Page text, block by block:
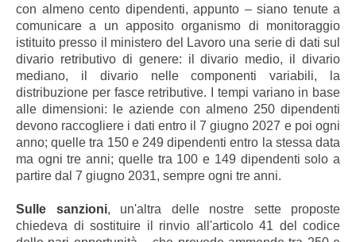
con almeno cento dipendenti, appunto – siano tenute a
comunicare a un apposito organismo di monitoraggio
istituito presso il ministero del Lavoro una serie di dati sul
divario retributivo di genere: il divario medio, il divario
mediano, il divario nelle componenti variabili, la
distribuzione per fasce retributive. I tempi variano in base
alle dimensioni: le aziende con almeno 250 dipendenti
devono raccogliere i dati entro il 7 giugno 2027 e poi ogni
anno; quelle tra 150 e 249 dipendenti entro la stessa data
ma ogni tre anni; quelle tra 100 e 149 dipendenti solo a
partire dal 7 giugno 2031, sempre ogni tre anni.
Sulle sanzioni, un'altra delle nostre sette proposte
chiedeva di sostituire il rinvio all'articolo 41 del codice